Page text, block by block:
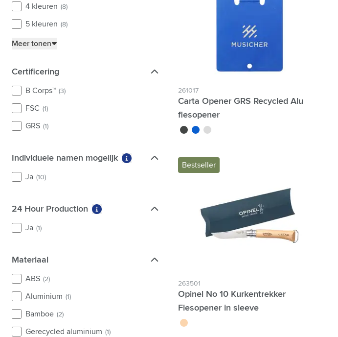
4 kleuren (8)
5 kleuren (8)
Meer tonen
Certificering
Certificering
B Corps™ (3)
FSC (1)
GRS (1)
Individuele namen mogelijk
Individuele namen mogelijk
Meer informatie over filter Individuele namen mogelijk:
Ja (10)
24 Hour Production
24 Hour Production
Meer informatie over filter 24 Hour Production:
Ja (1)
Materiaal
Materiaal
ABS (2)
Aluminium (1)
Bamboe (2)
Gerecycled aluminium (1)
261017
Carta Opener GRS Recycled Alu
flesopener
noir bleu argenté
Bestseller
263501
Opinel No 10 Kurkentrekker
Flesopener in sleeve
brun